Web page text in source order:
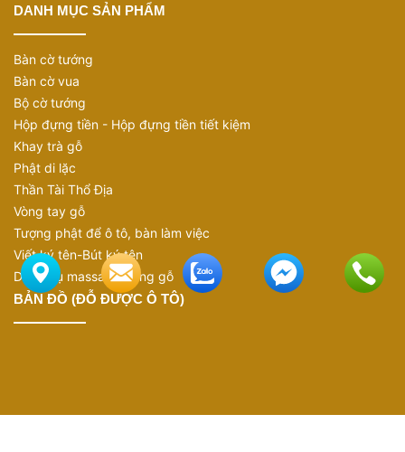
DANH MỤC SẢN PHẨM
Bàn cờ tướng
Bàn cờ vua
Bộ cờ tướng
Hộp đựng tiền - Hộp đựng tiền tiết kiệm
Khay trà gỗ
Phật di lặc
Thần Tài Thổ Địa
Vòng tay gỗ
Tượng phật để ô tô, bàn làm việc
Viết ký tên-Bút ký tên
Dụng cụ massage bằng gỗ
BẢN ĐỒ (ĐỖ ĐƯỢC Ô TÔ)